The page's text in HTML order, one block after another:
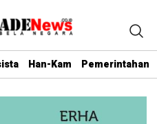
Han-Kam Pemerintahan